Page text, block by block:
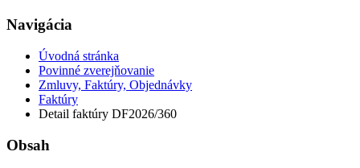
Navigácia
Úvodná stránka
Povinné zverejňovanie
Zmluvy, Faktúry, Objednávky
Faktúry
Detail faktúry DF2026/360
Obsah